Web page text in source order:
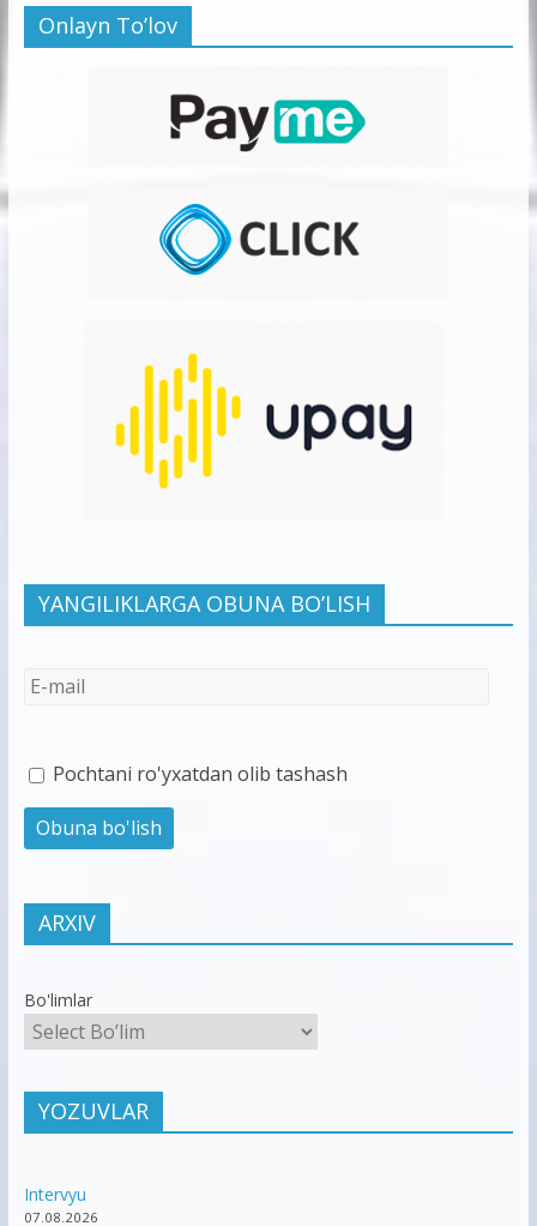
Onlayn To’lov
YANGILIKLARGA OBUNA BO’LISH
Pochtani ro'yxatdan olib tashash
ARXIV
Bo'limlar
YOZUVLAR
Intervyu
07.08.2026